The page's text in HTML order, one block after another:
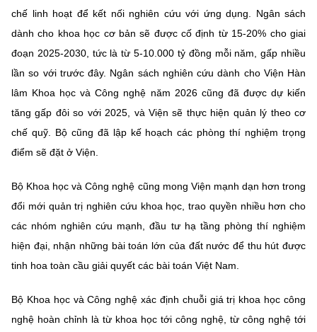
chế linh hoạt để kết nối nghiên cứu với ứng dụng. Ngân sách
dành cho khoa học cơ bản sẽ được cố định từ 15-20% cho giai
đoạn 2025-2030, tức là từ 5-10.000 tỷ đồng mỗi năm, gấp nhiều
lần so với trước đây. Ngân sách nghiên cứu dành cho Viện Hàn
lâm Khoa học và Công nghệ năm 2026 cũng đã được dự kiến
tăng gấp đôi so với 2025, và Viện sẽ thực hiện quản lý theo cơ
chế quỹ. Bộ cũng đã lập kế hoạch các phòng thí nghiệm trọng
điểm sẽ đặt ở Viện.
Bộ Khoa học và Công nghệ cũng mong Viện mạnh dạn hơn trong
đổi mới quản trị nghiên cứu khoa học, trao quyền nhiều hơn cho
các nhóm nghiên cứu mạnh, đầu tư hạ tầng phòng thí nghiệm
hiện đại, nhận những bài toán lớn của đất nước để thu hút được
tinh hoa toàn cầu giải quyết các bài toán Việt Nam.
Bộ Khoa học và Công nghệ xác định chuỗi giá trị khoa học công
nghệ hoàn chỉnh là từ khoa học tới công nghệ, từ công nghệ tới